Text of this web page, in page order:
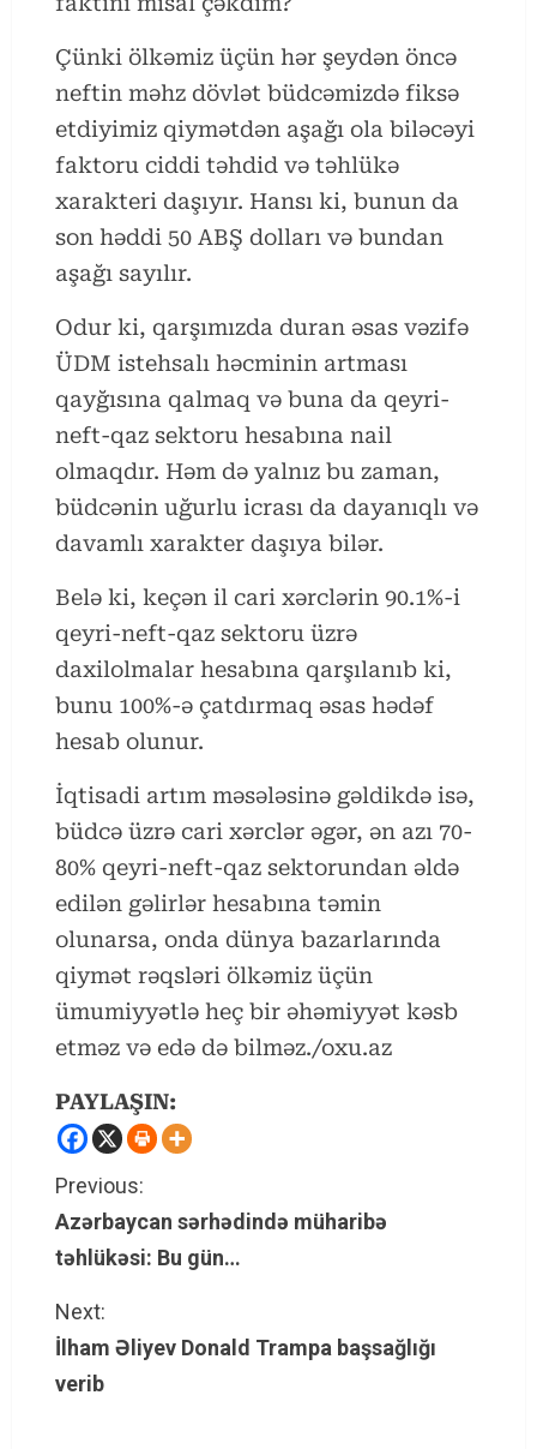
Çünki ölkəmiz üçün hər şeydən öncə
neftin məhz dövlət büdcəmizdə fiksə
etdiyimiz qiymətdən aşağı ola biləcəyi
faktoru ciddi təhdid və təhlükə
xarakteri daşıyır. Hansı ki, bunun da
son həddi 50 ABŞ dolları və bundan
aşağı sayılır.
Odur ki, qarşımızda duran əsas vəzifə
ÜDM istehsalı həcminin artması
qayğısına qalmaq və buna da qeyri-
neft-qaz sektoru hesabına nail
olmaqdır. Həm də yalnız bu zaman,
büdcənin uğurlu icrası da dayanıqlı və
davamlı xarakter daşıya bilər.
Belə ki, keçən il cari xərclərin 90.1%-i
qeyri-neft-qaz sektoru üzrə
daxilolmalar hesabına qarşılanıb ki,
bunu 100%-ə çatdırmaq əsas hədəf
hesab olunur.
İqtisadi artım məsələsinə gəldikdə isə,
büdcə üzrə cari xərclər əgər, ən azı 70-
80% qeyri-neft-qaz sektorundan əldə
edilən gəlirlər hesabına təmin
olunarsa, onda dünya bazarlarında
qiymət rəqsləri ölkəmiz üçün
ümumiyyətlə heç bir əhəmiyyət kəsb
etməz və edə də bilməz./oxu.az
PAYLAŞIN:
C
o
n
t
i
Previous:
Azərbaycan sərhədində müharibə
təhlükəsi: Bu gün…
Next:
İlham Əliyev Donald Trampa başsağlığı
verib